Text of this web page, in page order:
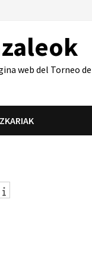
web del Torneo